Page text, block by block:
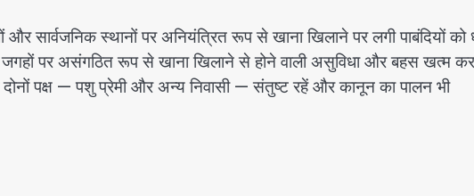
सार्वजनिक स्थानों पर अनियंत्रित रूप से खाना खिलाने पर लगी पाबंदियों को
पर असंगठित रूप से खाना खिलाने से होने वाली असुविधा और बहस खत्म
दोनों पक्ष — पशु प्रेमी और अन्य निवासी — संतुष्ट रहें और कानून का पालन भी